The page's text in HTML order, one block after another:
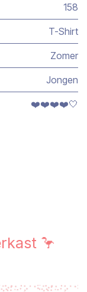
158
T-Shirt
Zomer
Jongen
❤️❤️❤️❤️🤍
🦩